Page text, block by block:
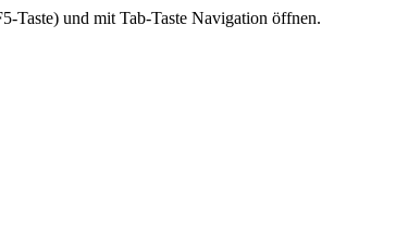
Taste) und mit Tab-Taste Navigation öffnen.